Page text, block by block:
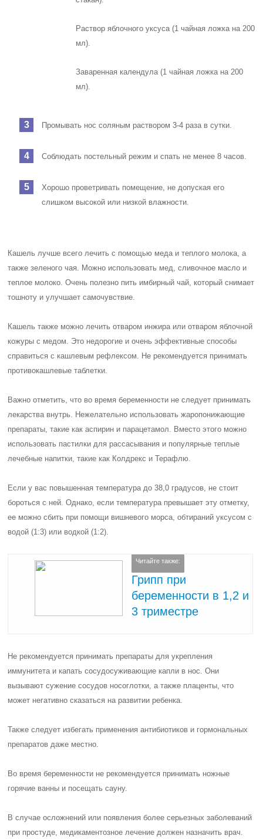
Раствор яблочного уксуса (1 чайная ложка на 200
мл).
Заваренная календула (1 чайная ложка на 200
мл).
Промывать нос соляным раствором 3-4 раза в сутки.
Соблюдать постельный режим и спать не менее 8 часов.
Хорошо проветривать помещение, не допуская его
слишком высокой или низкой влажности.
Кашель лучше всего лечить с помощью меда и теплого молока, а
также зеленого чая. Можно использовать мед, сливочное масло и
теплое молоко. Очень полезно пить имбирный чай, который снимает
тошноту и улучшает самочувствие.
Кашель также можно лечить отваром инжира или отваром яблочной
кожуры с медом. Это недорогие и очень эффективные способы
справиться с кашлевым рефлексом. Не рекомендуется принимать
противокашлевые таблетки.
Важно отметить, что во время беременности не следует принимать
лекарства внутрь. Нежелательно использовать жаропонижающие
препараты, такие как аспирин и парацетамол. Вместо этого можно
использовать пастилки для рассасывания и популярные теплые
лечебные напитки, такие как Колдрекс и Терафлю.
Если у вас повышенная температура до 38,0 градусов, не стоит
бороться с ней. Однако, если температура превышает эту отметку,
ее можно сбить при помощи вишневого морса, обтираний уксусом с
водой (1:3) или водкой (1:2).
Читайте также:
Грипп при
беременности в 1,2 и
3 триместре
Не рекомендуется принимать препараты для укрепления
иммунитета и капать сосудосуживающие капли в нос. Они
вызывают сужение сосудов носоглотки, а также плаценты, что
может негативно сказаться на развитии ребенка.
Также следует избегать применения антибиотиков и гормональных
препаратов даже местно.
Во время беременности не рекомендуется принимать ножные
горячие ванны и посещать сауну.
В случае осложнений или появления более серьезных заболеваний
при простуде, медикаментозное лечение должен назначить врач.